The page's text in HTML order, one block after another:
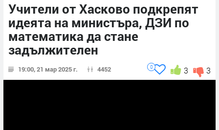
Учители от Хасково подкрепят
идеята на министъра, ДЗИ по
математика да стане
задължителен
19:00, 21 мар 2025 г. 4452 3
3
0